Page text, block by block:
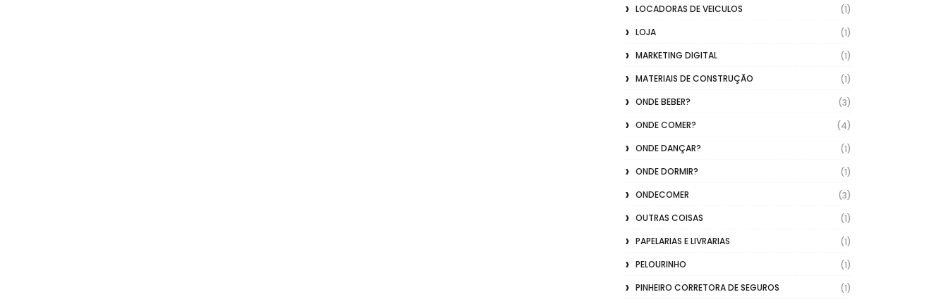
LOCADORAS DE VEICULOS
(1)
LOJA
(1)
MARKETING DIGITAL
(1)
MATERIAIS DE CONSTRUÇÃO
(1)
ONDE BEBER?
(3)
ONDE COMER?
(4)
ONDE DANÇAR?
(1)
ONDE DORMIR?
(1)
ONDECOMER
(3)
OUTRAS COISAS
(1)
PAPELARIAS E LIVRARIAS
(1)
PELOURINHO
(1)
PINHEIRO CORRETORA DE SEGUROS
(1)